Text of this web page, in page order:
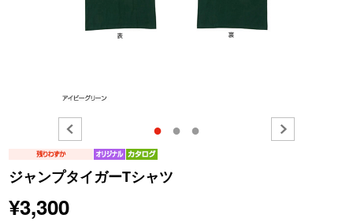
● ● ●
ジャンプタイガーTシャツ
¥3,300